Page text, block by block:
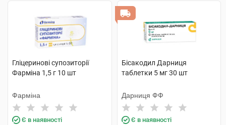
Гліцеринові супозиторії
Фарміна 1,5 г 10 шт
Фарміна
Є в наявності
Бісакодил Дарниця
таблетки 5 мг 30 шт
Дарниця ФФ
Є в наявності